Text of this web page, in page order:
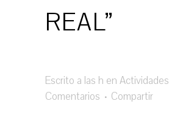
REAL”
Escrito a las h en Actividades
Comentarios
Compartir